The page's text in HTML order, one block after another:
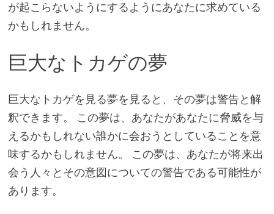
が起こらないようにするようにあなたに求めている
かもしれません。
巨大なトカゲの夢
巨大なトカゲを見る夢を見ると、その夢は警告と解
釈できます。 この夢は、あなたがあなたに脅威を与
えるかもしれない誰かに会おうとしていることを意
味するかもしれません。 この夢は、あなたが将来出
会う人々とその意図についての警告である可能性が
あります。